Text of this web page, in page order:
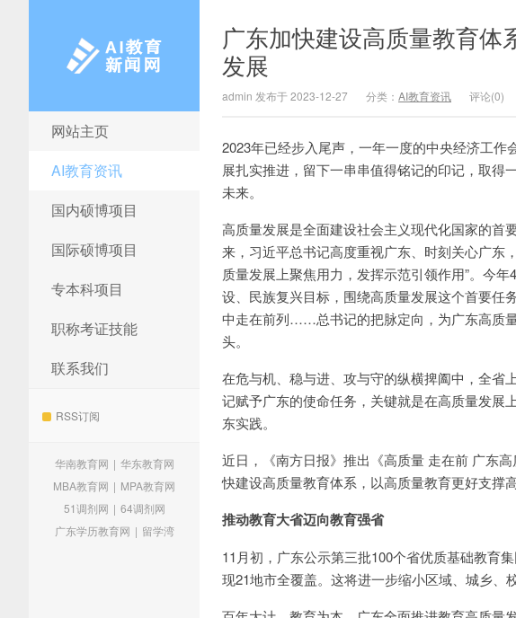
AI教育新闻网
网站主页
AI教育资讯
国内硕博项目
国际硕博项目
专本科项目
职称考证技能
联系我们
RSS订阅
华南教育网 | 华东教育网
MBA教育网 | MPA教育网
51调剂网 | 64调剂网
广东学历教育网 | 留学湾
广东加快建设高质量教育
发展
admin 发布于 2023-12-27 分类： AI教育资讯 评论(0)
2023年已经步入尾声，一年一度的中央经济工
展扎实推进，留下一串串值得铭记的印记，取得
未来。
高质量发展是全面建设社会主义现代化国家的首
来，习近平总书记高度重视广东、时刻关心广东
质量发展上聚焦用力，发挥示范引领作用”。今
设、民族复兴目标，围绕高质量发展这个首要任
中走在前列……总书记的把脉定向，为广东高质
头。
在危与机、稳与进、攻与守的纵横捭阖中，全省
记赋予广东的使命任务，关键就是在高质量发展
东实践。
近日，《南方日报》推出《高质量 走在前 广东
快建设高质量教育体系，以高质量教育更好支撑高
推动教育大省迈向教育强省
11月初，广东公示第三批100个省优质基础教育
现21地市全覆盖。这将进一步缩小区域、城乡、